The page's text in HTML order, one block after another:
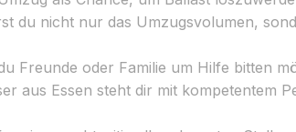
du nicht nur das Umzugsvolumen,
Freunde oder Familie um Hilfe bitten
aus Essen steht dir mit kompetentem